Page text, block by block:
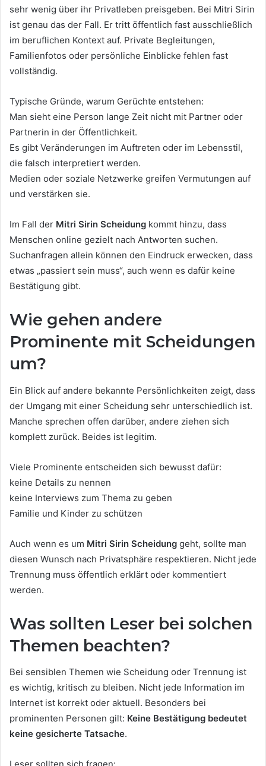
sehr wenig über ihr Privatleben preisgeben. Bei Mitri Sirin
ist genau das der Fall. Er tritt öffentlich fast ausschließlich
im beruflichen Kontext auf. Private Begleitungen,
Familienfotos oder persönliche Einblicke fehlen fast
vollständig.
Typische Gründe, warum Gerüchte entstehen:
Man sieht eine Person lange Zeit nicht mit Partner oder
Partnerin in der Öffentlichkeit.
Es gibt Veränderungen im Auftreten oder im Lebensstil,
die falsch interpretiert werden.
Medien oder soziale Netzwerke greifen Vermutungen auf
und verstärken sie.
Im Fall der Mitri Sirin Scheidung kommt hinzu, dass
Menschen online gezielt nach Antworten suchen.
Suchanfragen allein können den Eindruck erwecken, dass
etwas „passiert sein muss“, auch wenn es dafür keine
Bestätigung gibt.
Wie gehen andere
Prominente mit Scheidungen
um?
Ein Blick auf andere bekannte Persönlichkeiten zeigt, dass
der Umgang mit einer Scheidung sehr unterschiedlich ist.
Manche sprechen offen darüber, andere ziehen sich
komplett zurück. Beides ist legitim.
Viele Prominente entscheiden sich bewusst dafür:
keine Details zu nennen
keine Interviews zum Thema zu geben
Familie und Kinder zu schützen
Auch wenn es um Mitri Sirin Scheidung geht, sollte man
diesen Wunsch nach Privatsphäre respektieren. Nicht jede
Trennung muss öffentlich erklärt oder kommentiert
werden.
Was sollten Leser bei solchen
Themen beachten?
Bei sensiblen Themen wie Scheidung oder Trennung ist
es wichtig, kritisch zu bleiben. Nicht jede Information im
Internet ist korrekt oder aktuell. Besonders bei
prominenten Personen gilt: Keine Bestätigung bedeutet
keine gesicherte Tatsache.